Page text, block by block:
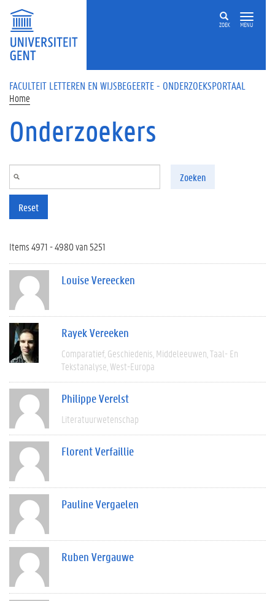
Overslaan en naar de inhoud gaan
ZOEK MENU
FACULTEIT LETTEREN EN WIJSBEGEERTE - ONDERZOEKSPORTAAL
Home
Onderzoekers
Zoeken
Reset
Items 4971 - 4980 van 5251
Louise Vereecken
Rayek Vereeken
Comparatief Geschiedenis Middeleeuwen Taal- En
Tekstanalyse West-Europa
Philippe Verelst
Literatuurwetenschap
Florent Verfaillie
Pauline Vergaelen
Ruben Vergauwe